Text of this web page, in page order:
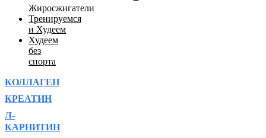
Жиросжигатели
Тренируемся
и Худеем
Худеем
без
спорта
КОЛЛАГЕН
КРЕАТИН
Л-
КАРНИТИН